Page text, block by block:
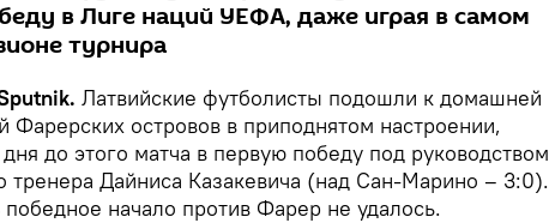
в Лиге наций УЕФА, даже играя в самом
турнира
Латвийские футболисты подошли к домашней
Фарерских островов в приподнятом настроении,
до этого матча в первую победу под руководством
тренера Дайниса Казакевича (над Сан-Марино – 3:0).
победное начало против Фарер не удалось.